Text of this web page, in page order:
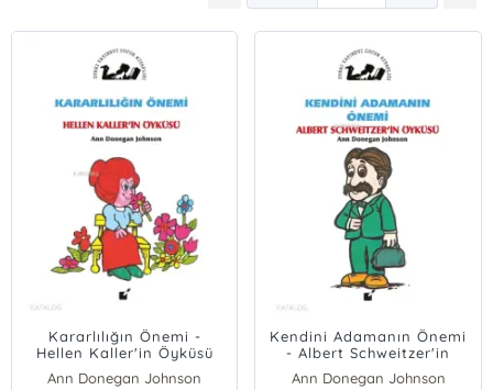
Kararlılığın Önemi -
Hellen Kaller'in Öyküsü
Ann Donegan Johnson
Kendini Adamanın Önemi
- Albert Schweitzer'in
Ann Donegan Johnson